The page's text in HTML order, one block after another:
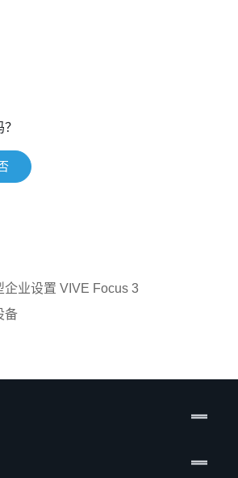
企业设置 VIVE Focus 3
备